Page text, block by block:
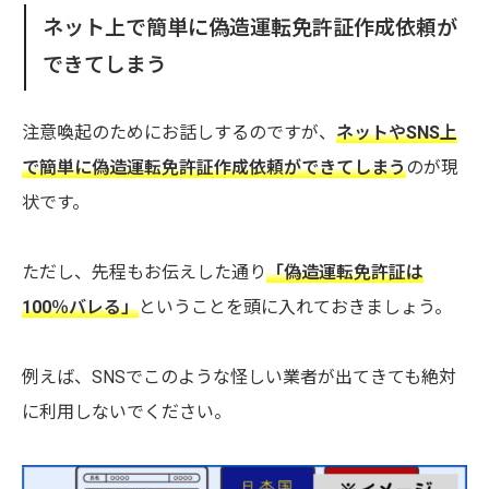
ネット上で簡単に偽造運転免許証作成依頼が
できてしまう
注意喚起のためにお話しするのですが、 ネットやSNS上
で簡単に偽造運転免許証作成依頼ができてしまうのが現
状です。
ただし、先程もお伝えした通り「偽造運転免許証は
100％バレる」ということを頭に入れておきましょう。
例えば、SNSでこのような怪しい業者が出てきても絶対
に利用しないでください。